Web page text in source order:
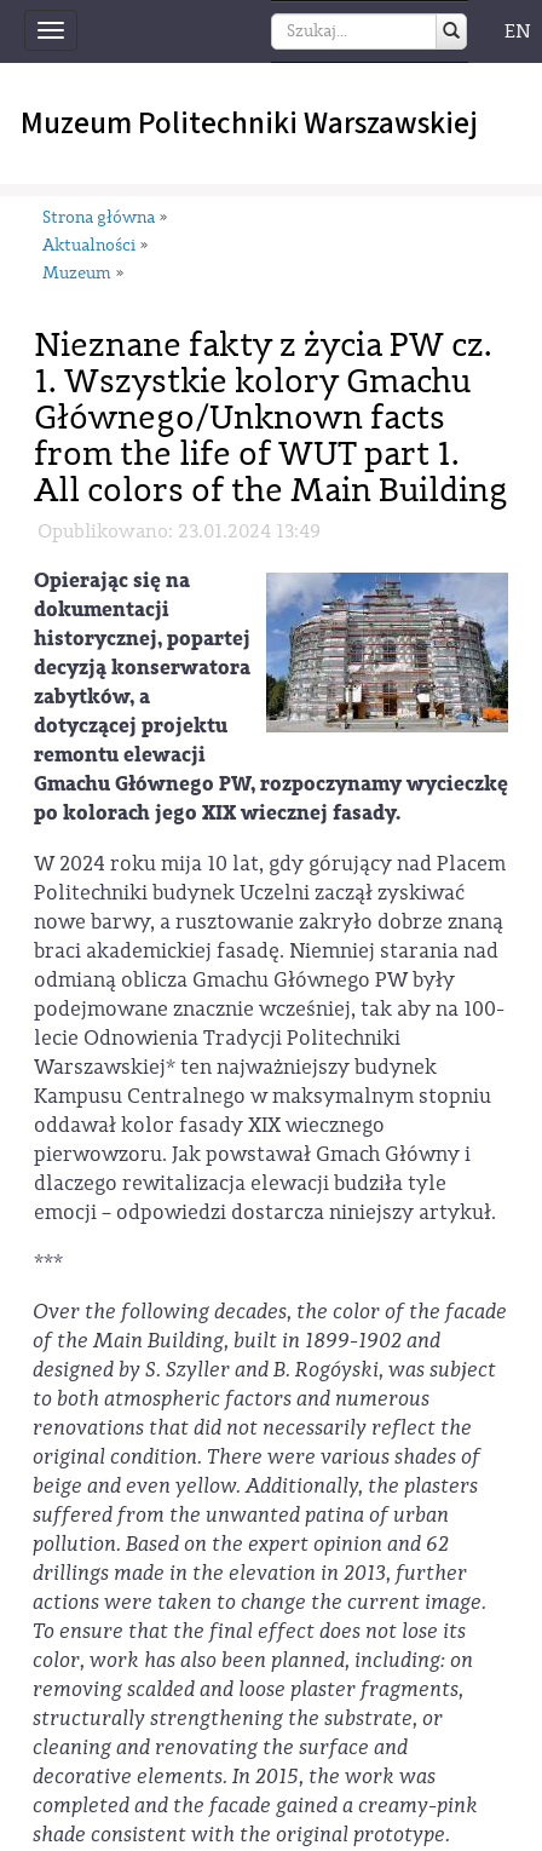
Toggle
navigation
EN
Muzeum Politechniki Warszawskiej
Strona główna »
Aktualności »
Muzeum »
Nieznane fakty z życia PW cz.
1. Wszystkie kolory Gmachu
Głównego/Unknown facts
from the life of WUT part 1.
All colors of the Main Building
Opublikowano: 23.01.2024 13:49
Opierając się na
dokumentacji
historycznej, popartej
decyzją konserwatora
zabytków, a
dotyczącej projektu
remontu elewacji
Gmachu Głównego PW, rozpoczynamy wycieczkę
po kolorach jego XIX wiecznej fasady.
W 2024 roku mija 10 lat, gdy górujący nad Placem
Politechniki budynek Uczelni zaczął zyskiwać
nowe barwy, a rusztowanie zakryło dobrze znaną
braci akademickiej fasadę. Niemniej starania nad
odmianą oblicza Gmachu Głównego PW były
podejmowane znacznie wcześniej, tak aby na 100-
lecie Odnowienia Tradycji Politechniki
Warszawskiej* ten najważniejszy budynek
Kampusu Centralnego w maksymalnym stopniu
oddawał kolor fasady XIX wiecznego
pierwowzoru. Jak powstawał Gmach Główny i
dlaczego rewitalizacja elewacji budziła tyle
emocji – odpowiedzi dostarcza niniejszy artykuł.
***
Over the following decades, the color of the facade
of the Main Building, built in 1899-1902 and
designed by S. Szyller and B. Rogóyski, was subject
to both atmospheric factors and numerous
renovations that did not necessarily reflect the
original condition. There were various shades of
beige and even yellow. Additionally, the plasters
suffered from the unwanted patina of urban
pollution. Based on the expert opinion and 62
drillings made in the elevation in 2013, further
actions were taken to change the current image.
To ensure that the final effect does not lose its
color, work has also been planned, including: on
removing scalded and loose plaster fragments,
structurally strengthening the substrate, or
cleaning and renovating the surface and
decorative elements. In 2015, the work was
completed and the facade gained a creamy-pink
shade consistent with the original prototype.